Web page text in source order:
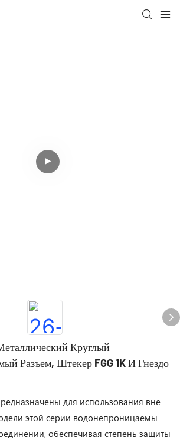
Круглый
Разъем, Штекер FGG 1K И Гнездо
для использования вне
этой серии водонепроницаемы
обеспечивая степень защиты